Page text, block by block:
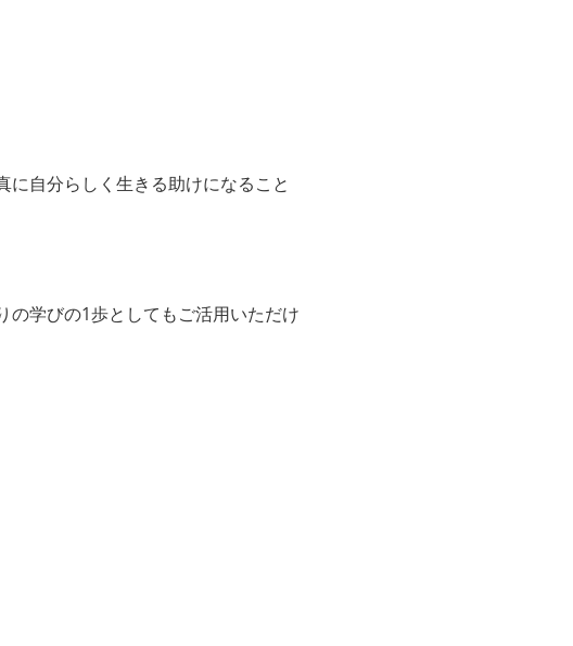
自分らしく生きる助けになること
学びの1歩としてもご活用いただけ